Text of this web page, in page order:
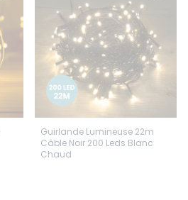
Guirlande Lumineuse 22m
Câble Noir 200 Leds Blanc
Chaud